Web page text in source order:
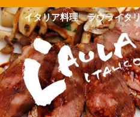
イタリア料理 ラウライタ